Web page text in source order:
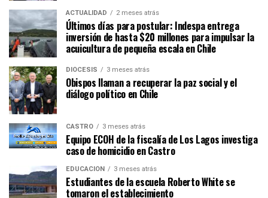
ACTUALIDAD 2 meses atrás
Últimos días para postular: Indespa entrega
inversión de hasta $20 millones para impulsar la
acuicultura de pequeña escala en Chile
DIÓCESIS 3 meses atrás
Obispos llaman a recuperar la paz social y el
diálogo político en Chile
CASTRO 3 meses atrás
Equipo ECOH de la fiscalía de Los Lagos investiga
caso de homicidio en Castro
EDUCACIÓN 3 meses atrás
Estudiantes de la escuela Roberto White se
tomaron el establecimiento